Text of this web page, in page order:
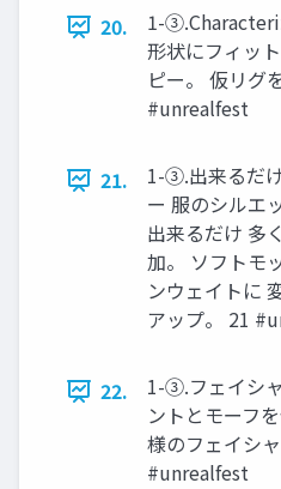
20.
1-
形状にフィッ
ピー。 仮リグ
#unrealfest
21.
1-③.出来るだ
ー 服のシルエ
出来るだけ 多
加。 ソフトモ
ンウェイトに
アップ。 21
22.
1-③.フェイシ
ントとモーフ
様のフェイシ
#unrealfest